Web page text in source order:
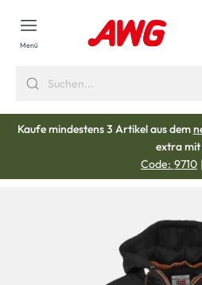
springen
Menü
Kaufe mindestens 3 Artikel aus dem
extra mit
Code: 9710